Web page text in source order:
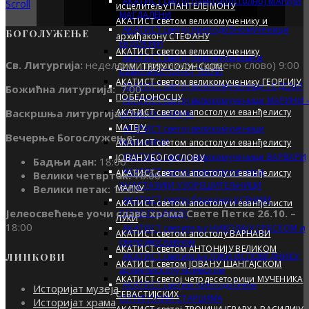
МАГДАЛEНИ
АКАТИСТ светој преподобномученици
ЕВДОКИЈИ
АКАТИСТ светој првомученици и
равноапостолној ТЕКЛИ
АКАТИСТ светој великомученици НЕДEЉИ
АКАТИСТ светој великомученици МАРИНИ
ОГЊЕНОЈ МАРИЈИ
АКАТИСТ светој великомученици
ЕКАТАРИНИ
АКАТИСТ светој великомученици ВАРВАРИ
АКАТИСТ светој великомученици
АНАСТАЗИЈИ УЗОРЕШИТЕЉНИЦИ
АКАТИСТ светој блаженој КСЕНИЈИ
ПЕТРОГРАДСКОЈ
АКАТИСТ светитељу НИКОЛАЈУ СРБСКОМ и
свеправославном
АКАТИСТ светитељу ЛУКИ ИСПОВЕДНИКУ,
архиепископу кримском
АКАТИСТ светим преподобним
ОПТИНСКИМ СТАРЦИМА
исцелитељу ПАНТЕЛЕЈМОНУ
АКАТИСТ светом великомученику и
архиђакону СТЕФАНУ
АКАТИСТ светом великомученику
ДИМИТРИЈУ СОЛУНСКОМ
АКАТИСТ светом великомученику ГЕОРГИЈУ
ПОБЕДОНОСЦУ
АКАТИСТ светом апостолу и еванђелисту
МАТЕЈУ
АКАТИСТ светом апостолу и еванђелисту
ЈОВАНУ БОГОСЛОВУ
АКАТИСТ светом апостолу и еванђелисту
MАРКУ
АКАТИСТ светом апостолу и еванђелисти
ЛУКИ
АКАТИСТ светом апостолу ВАРНАВИ
АКАТИСТ светом АНТОНИЈУ ВЕЛИКОМ
АКАТИСТ светом JОВАНУ ШАНГАЈСКОМ
АКАТИСТ светој четрдесеторици МУЧЕНИКА
СЕВАСТИЈСКИХ
Scroll
БОГОЛУЖЕЊЕ
Св. Литургија: недељом и празником (црвено слово) 9:00
Божићна литургија:7:00
Васкршња литургија:7:00
Вечерње Богослужење:
Бадњи дан: 18:00
Велики четвртак:16:00
Велики петак: 17:00
Јелеосвећење уочи славе храма Свете Петке 26.10. –
18:00
ЛИНКОВИ
Историјат музеја
Историјат храма